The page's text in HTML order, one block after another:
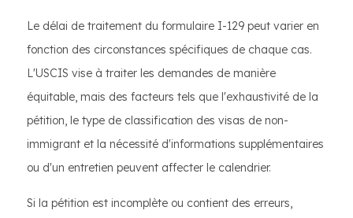
Le délai de traitement du formulaire I-129 peut varier en
fonction des circonstances spécifiques de chaque cas.
L'USCIS vise à traiter les demandes de manière
équitable, mais des facteurs tels que l'exhaustivité de la
pétition, le type de classification des visas de non-
immigrant et la nécessité d'informations supplémentaires
ou d'un entretien peuvent affecter le calendrier.
Si la pétition est incomplète ou contient des erreurs,